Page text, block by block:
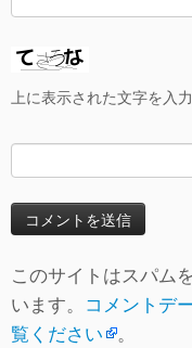
上に表示された文字を入
このサイトはスパム
います。 コメントデ
覧ください 。